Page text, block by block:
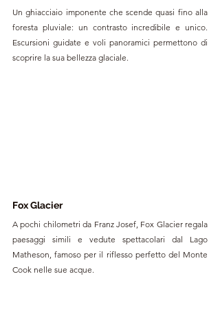
Un ghiacciaio imponente che scende quasi fino alla
foresta pluviale: un contrasto incredibile e unico.
Escursioni guidate e voli panoramici permettono di
scoprire la sua bellezza glaciale.
Fox Glacier
A pochi chilometri da Franz Josef, Fox Glacier regala
paesaggi simili e vedute spettacolari dal Lago
Matheson, famoso per il riflesso perfetto del Monte
Cook nelle sue acque.